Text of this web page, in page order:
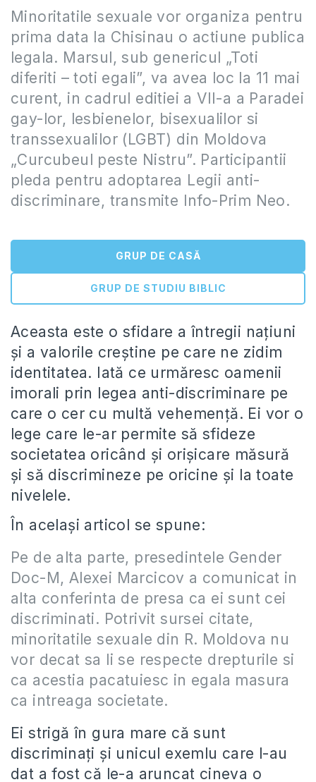
Minoritatile sexuale vor organiza pentru
prima data la Chisinau o actiune publica
legala. Marsul, sub genericul „Toti
diferiti – toti egali”, va avea loc la 11 mai
curent, in cadrul editiei a VII-a a Paradei
gay-lor, lesbienelor, bisexualilor si
transsexualilor (LGBT) din Moldova
„Curcubeul peste Nistru”. Participantii
pleda pentru adoptarea Legii anti-
discriminare, transmite Info-Prim Neo.
GRUP DE CASĂ
GRUP DE STUDIU BIBLIC
Aceasta este o sfidare a întregii naţiuni
şi a valorile creştine pe care ne zidim
identitatea. Iată ce urmăresc oamenii
imorali prin legea anti-discriminare pe
care o cer cu multă vehemenţă. Ei vor o
lege care le-ar permite să sfideze
societatea oricând şi orişicare măsură
şi să discrimineze pe oricine şi la toate
nivelele.
În acelaşi articol se spune:
Pe de alta parte, presedintele Gender
Doc-M, Alexei Marcicov a comunicat in
alta conferinta de presa ca ei sunt cei
discriminati. Potrivit sursei citate,
minoritatile sexuale din R. Moldova nu
vor decat sa li se respecte drepturile si
ca acestia pacatuiesc in egala masura
ca intreaga societate.
Ei strigă în gura mare că sunt
discriminaţi şi unicul exemlu care l-au
dat a fost că le-a aruncat cineva o